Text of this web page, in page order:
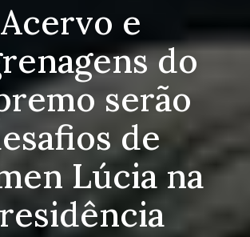
Acervo e
do
serão
de
Lúcia na